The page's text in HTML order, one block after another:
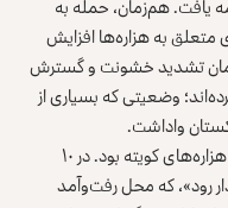
یافت. هم‌زمان، حمله به
به هزاره‌ها افزایش
تشدید خشونت و گسترش
وضعیتی که بسیاری از
واداشت.
سال ۲۰۱۳ خونین‌ترین سال در تاریخ معاصر هزاره‌های کویته بود. در ۱۰
رود»، که محل رفت‌وآمد